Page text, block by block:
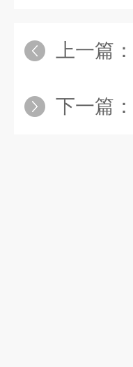
上一篇：
下一篇：